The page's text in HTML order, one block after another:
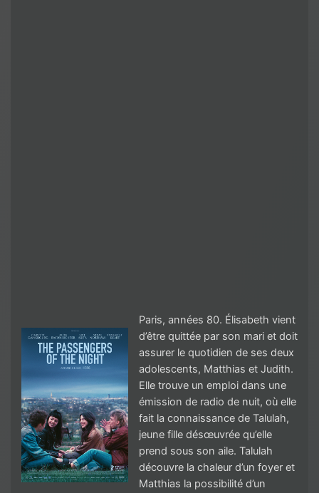
Paris, années 80. Élisabeth vient
d’être quittée par son mari et doit
assurer le quotidien de ses deux
adolescents, Matthias et Judith.
Elle trouve un emploi dans une
émission de radio de nuit, où elle
fait la connaissance de Talulah,
jeune fille désœuvrée qu’elle
prend sous son aile. Talulah
découvre la chaleur d’un foyer et
Matthias la possibilité d’un